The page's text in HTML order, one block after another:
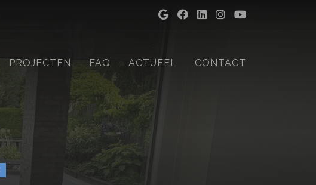
PROJECTEN FAQ ACTUEEL CONTACT